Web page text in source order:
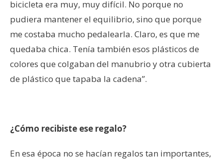
bicicleta era muy, muy difícil. No porque no
pudiera mantener el equilibrio, sino que porque
me costaba mucho pedalearla. Claro, es que me
quedaba chica. Tenía también esos plásticos de
colores que colgaban del manubrio y otra cubierta
de plástico que tapaba la cadena”.
¿Cómo recibiste ese regalo?
En esa época no se hacían regalos tan importantes,